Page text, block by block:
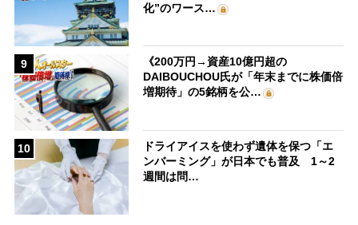
化”のワース…
9
《200万円→資産10億円超の
DAIBOUCHOU氏が「年末までに株価倍
増期待」の5銘柄を公…
10
ドライアイスを使わず遺体を保つ「エ
ンバーミング」が日本でも普及 1～2
週間は問…